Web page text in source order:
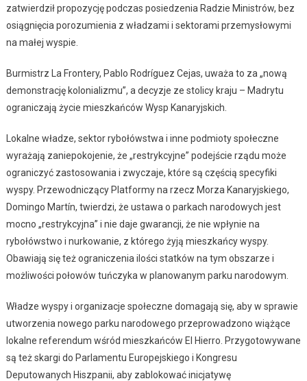
zatwierdził propozycję podczas posiedzenia Radzie Ministrów, bez
osiągnięcia porozumienia z władzami i sektorami przemysłowymi
na małej wyspie.
Burmistrz La Frontery, Pablo Rodríguez Cejas, uważa to za „nową
demonstrację kolonializmu”, a decyzje ze stolicy kraju – Madrytu
ograniczają życie mieszkańców Wysp Kanaryjskich.
Lokalne władze, sektor rybołówstwa i inne podmioty społeczne
wyrażają zaniepokojenie, że „restrykcyjne” podejście rządu może
ograniczyć zastosowania i zwyczaje, które są częścią specyfiki
wyspy. Przewodniczący Platformy na rzecz Morza Kanaryjskiego,
Domingo Martín, twierdzi, że ustawa o parkach narodowych jest
mocno „restrykcyjna” i nie daje gwarancji, że nie wpłynie na
rybołówstwo i nurkowanie, z którego żyją mieszkańcy wyspy.
Obawiają się też ograniczenia ilości statków na tym obszarze i
możliwości połowów tuńczyka w planowanym parku narodowym.
Władze wyspy i organizacje społeczne domagają się, aby w sprawie
utworzenia nowego parku narodowego przeprowadzono wiążące
lokalne referendum wśród mieszkańców El Hierro. Przygotowywane
są też skargi do Parlamentu Europejskiego i Kongresu
Deputowanych Hiszpanii, aby zablokować inicjatywę